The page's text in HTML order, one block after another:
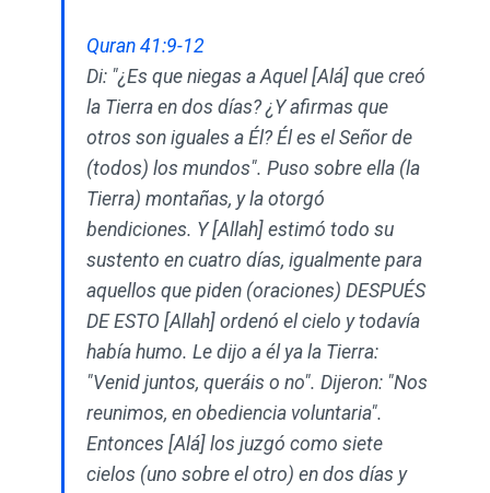
Quran 41:9-12
Di: "¿Es que niegas a Aquel [Alá] que creó
la Tierra en dos días? ¿Y afirmas que
otros son iguales a Él? Él es el Señor de
(todos) los mundos". Puso sobre ella (la
Tierra) montañas, y la otorgó
bendiciones. Y [Allah] estimó todo su
sustento en cuatro días, igualmente para
aquellos que piden (oraciones) DESPUÉS
DE ESTO [Allah] ordenó el cielo y todavía
había humo. Le dijo a él ya la Tierra:
"Venid juntos, queráis o no". Dijeron: "Nos
reunimos, en obediencia voluntaria".
Entonces [Alá] los juzgó como siete
cielos (uno sobre el otro) en dos días y